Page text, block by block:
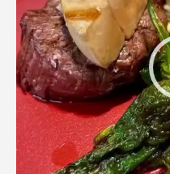
d
u
c
t
d
e